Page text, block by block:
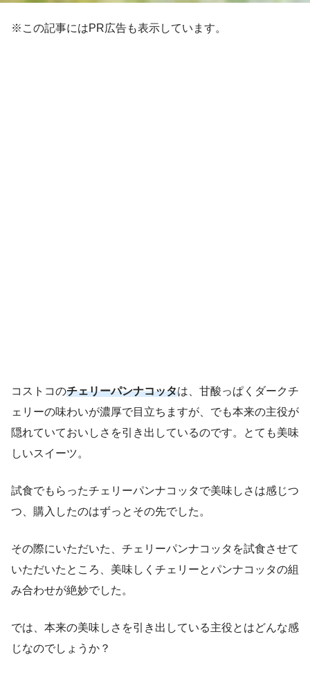
※この記事にはPR広告も表示しています。
コストコのチェリーパンナコッタは、甘酸っぱくダークチ
ェリーの味わいが濃厚で目立ちますが、でも本来の主役が
隠れていておいしさを引き出しているのです。とても美味
しいスイーツ。
試食でもらったチェリーパンナコッタで美味しさは感じつ
つ、購入したのはずっとその先でした。
その際にいただいた、チェリーパンナコッタを試食させて
いただいたところ、美味しくチェリーとパンナコッタの組
み合わせが絶妙でした。
では、本来の美味しさを引き出している主役とはどんな感
じなのでしょうか？